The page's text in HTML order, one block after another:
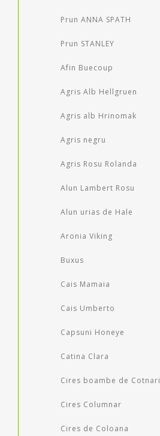
Prun ANNA SPATH
Prun STANLEY
Afin Buecoup
Agris Alb Hellgruen
Agris alb Hrinomak
Agris negru
Agris Rosu Rolanda
Alun Lambert Rosu
Alun urias de Hale
Aronia Viking
Buxus
Cais Mamaia
Cais Umberto
Capsuni Honeye
Catina Clara
Cires boambe de Cotnari
Cires Columnar
Cires de Coloana